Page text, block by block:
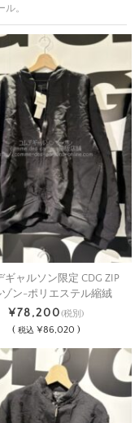
。
ギャルソン限定 CDG ZIP
ゾン-ポリエステル縮絨
¥78,200(税別)
( 税込 ¥86,020 )